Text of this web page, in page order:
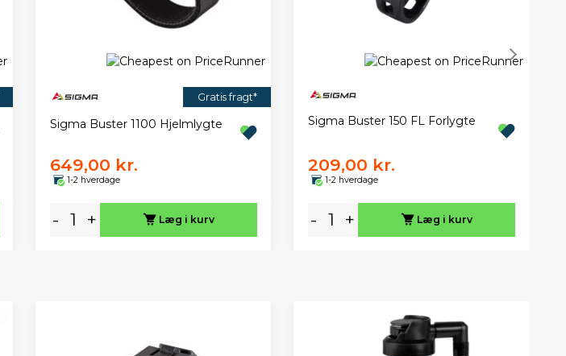
Gratis fragt*
Sigma Buster 1100 Hjelmlygte
649,00 kr.
1-2 hverdage
- + Læg i kurv
Sigma Buster 150 FL Forlygte
209,00 kr.
1-2 hverdage
- + Læg i kurv